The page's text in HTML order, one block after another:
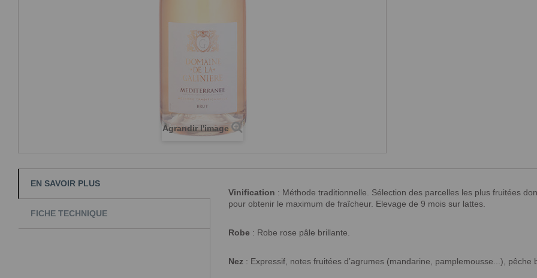
Agrandir l'image
EN SAVOIR PLUS
FICHE TECHNIQUE
Vinification : Méthode traditionnelle. Sélection des parcelles les plus fruitées
pour obtenir le maximum de fraîcheur. Elevage de 9 mois sur lattes.
Robe : Robe rose pâle brillante.
Nez : Expressif, notes fruitées d’agrumes (mandarine, pamplemousse...), pêche